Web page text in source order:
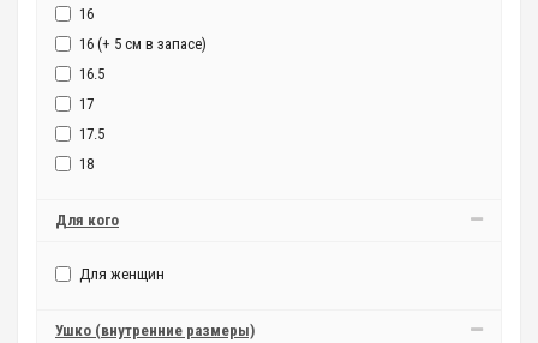
16
16 (+ 5 см в запасе)
16.5
17
17.5
18
Для кого
Для женщин
Ушко (внутренние размеры)